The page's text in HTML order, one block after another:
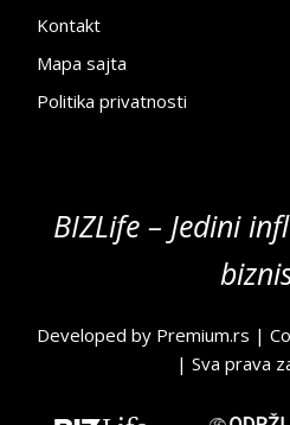
Kontakt
Mapa sajta
Politika privatnosti
BIZLife – Jedini
Developed by Premium.rs |
| Sva prava